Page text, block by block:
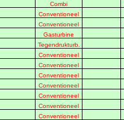
Combi
Conventioneel
Conventioneel
Gasturbine
Tegendrukturb.
Conventioneel
Conventioneel
Conventioneel
Conventioneel
Conventioneel
Conventioneel
Conventioneel